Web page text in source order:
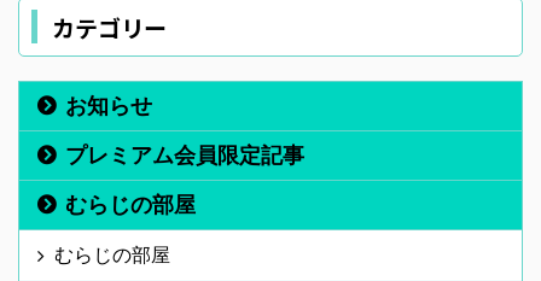
カテゴリー
お知らせ
プレミアム会員限定記事
むらじの部屋
むらじの部屋